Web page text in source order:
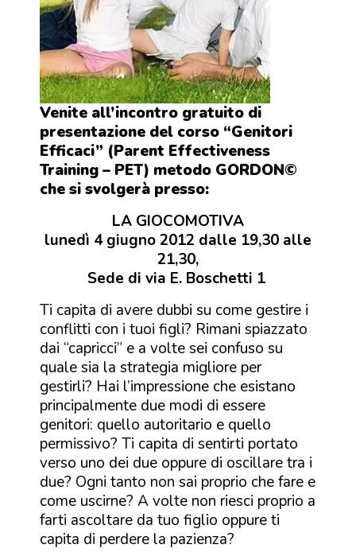
Venite all’incontro gratuito di
presentazione del corso “Genitori
Efficaci” (Parent Effectiveness
Training – PET) metodo GORDON©
che si svolgerà presso:
LA GIOCOMOTIVA
lunedì 4 giugno 2012 dalle 19,30 alle
21,30,
Sede di via E. Boschetti 1
Ti capita di avere dubbi su come gestire i
conflitti con i tuoi figli? Rimani spiazzato
dai “capricci” e a volte sei confuso su
quale sia la strategia migliore per
gestirli? Hai l’impressione che esistano
principalmente due modi di essere
genitori: quello autoritario e quello
permissivo? Ti capita di sentirti portato
verso uno dei due oppure di oscillare tra i
due? Ogni tanto non sai proprio che fare e
come uscirne? A volte non riesci proprio a
farti ascoltare da tuo figlio oppure ti
capita di perdere la pazienza?